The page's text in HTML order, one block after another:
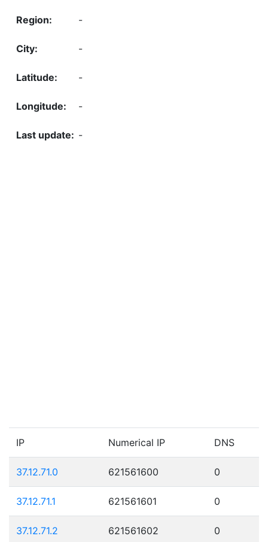
-
-
-
-
-
IP Numerical IP DNS
37.12.71.0 621561600 0
37.12.71.1 621561601 0
37.12.71.2 621561602 0